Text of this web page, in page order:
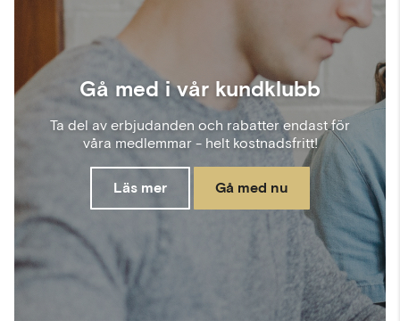
Gå med i vår kundklubb
Ta del av erbjudanden och rabatter endast för
våra medlemmar - helt kostnadsfritt!
Läs mer Gå med nu